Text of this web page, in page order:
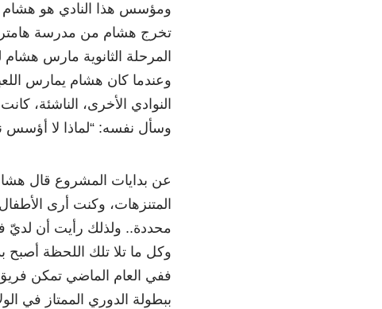
ومؤسس هذا النادي هو هشام
المرحلة الثانوية مارس
وعندما كان هشام يمارس
وسأل نفسه: “لماذا لا أؤسس
عن بدايات المشروع قال
المتنزهات، وكنت أرى
محددة.. ولذلك رأيت أن
وكل ما تلا تلك اللحظة أصبح